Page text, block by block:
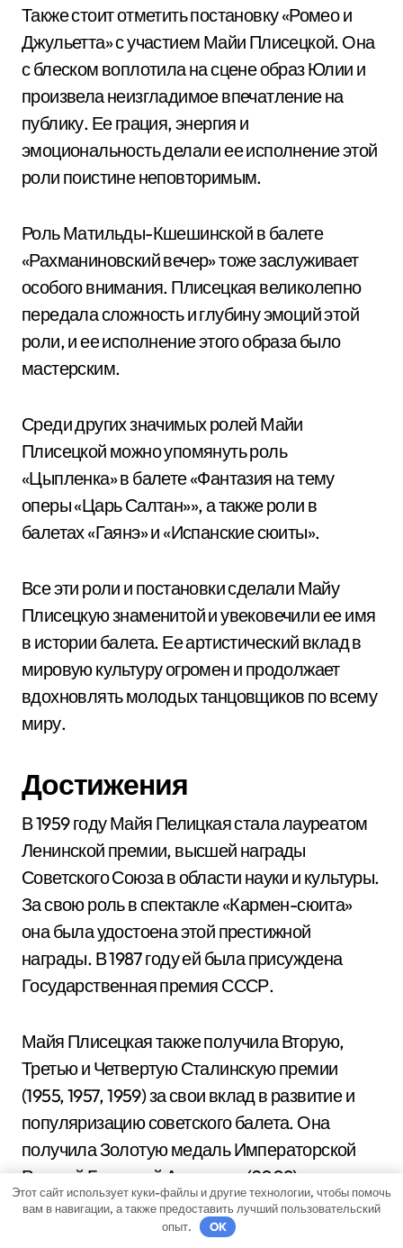
Также стоит отметить постановку «Ромео и
Джульетта» с участием Майи Плисецкой. Она
с блеском воплотила на сцене образ Юлии и
произвела неизгладимое впечатление на
публику. Ее грация, энергия и
эмоциональность делали ее исполнение этой
роли поистине неповторимым.
Роль Матильды-Кшешинской в балете
«Рахманиновский вечер» тоже заслуживает
особого внимания. Плисецкая великолепно
передала сложность и глубину эмоций этой
роли, и ее исполнение этого образа было
мастерским.
Среди других значимых ролей Майи
Плисецкой можно упомянуть роль
«Цыпленка» в балете «Фантазия на тему
оперы «Царь Салтан»», а также роли в
балетах «Гаянэ» и «Испанские сюиты».
Все эти роли и постановки сделали Майу
Плисецкую знаменитой и увековечили ее имя
в истории балета. Ее артистический вклад в
мировую культуру огромен и продолжает
вдохновлять молодых танцовщиков по всему
миру.
Достижения
В 1959 году Майя Пелицкая стала лауреатом
Ленинской премии, высшей награды
Советского Союза в области науки и культуры.
За свою роль в спектакле «Кармен-сюита»
она была удостоена этой престижной
награды. В 1987 году ей была присуждена
Государственная премия СССР.
Майя Плисецкая также получила Вторую,
Третью и Четвертую Сталинскую премии
(1955, 1957, 1959) за свои вклад в развитие и
популяризацию советского балета. Она
получила Золотую медаль Императорской
Русской Балетной Академии (2009) и премию
Леонида Мясина (2011).
Этот сайт использует куки-файлы и другие технологии, чтобы помочь
вам в навигации, а также предоставить лучший пользовательский
опыт.
OK